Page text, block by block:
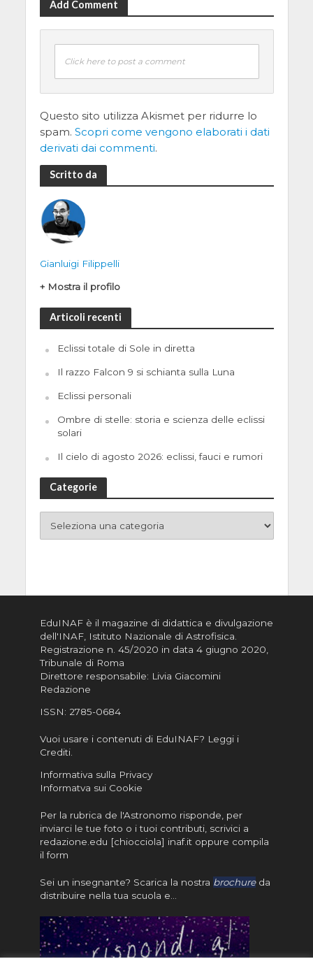
Add Comment
Click here to post a comment
Questo sito utilizza Akismet per ridurre lo
spam. Scopri come vengono elaborati i dati
derivati dai commenti.
Scritto da
Gianluigi Filippelli
+ Mostra il profilo
Articoli recenti
Eclissi totale di Sole in diretta
Il razzo Falcon 9 si schianta sulla Luna
Eclissi personali
Ombre di stelle: storia e scienza delle eclissi
solari
Il cielo di agosto 2026: eclissi, fauci e rumori
Categorie
EduINAF è il magazine di didattica e divulgazione
dell'INAF, Istituto Nazionale di Astrofisica
Registrazione n. 45/2020 in data 4 giugno 2020,
Tribunale di Roma
Direttore responsabile: Livia Giacomini
Redazione
ISSN: 2785-0684
Vuoi usare i contenuti di EduINAF? Leggi i
Crediti.
Informativa sulla Privacy
Informatva sui Cookie
Per la rubrica de l'Astronomo risponde, per
inviarci le tue foto o i tuoi contributi, scrivici a
redazione.edu [chiocciola] inaf.it oppure compila
il form
Sei un insegnante? Scarica la nostra brochureda
distribuire nella tua scuola e…